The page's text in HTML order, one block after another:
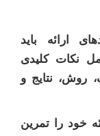
ارائه باید
نکات کلیدی
روش، نتایج و
خود را تمرین